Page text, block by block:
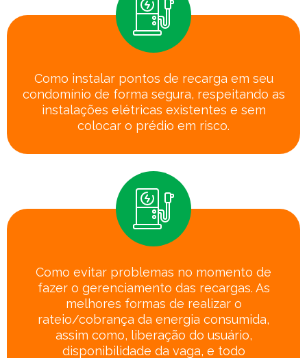
Como instalar pontos de recarga em seu
condomínio de forma segura, respeitando as
instalações elétricas existentes e sem
colocar o prédio em risco.
Como evitar problemas no momento de
fazer o gerenciamento das recargas. As
melhores formas de realizar o
rateio/cobrança da energia consumida,
assim como, liberação do usuário,
disponibilidade da vaga, e todo